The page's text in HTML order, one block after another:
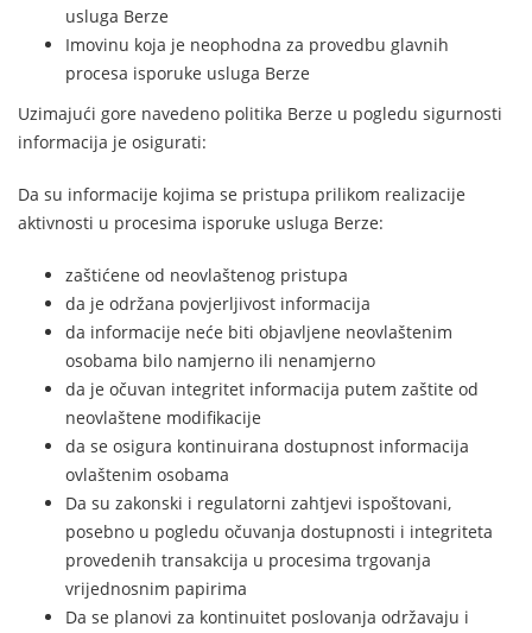
usluga Berze
Imovinu koja je neophodna za provedbu glavnih
procesa isporuke usluga Berze
Uzimajući gore navedeno politika Berze u pogledu sigurnosti
informacija je osigurati:
Da su informacije kojima se pristupa prilikom realizacije
aktivnosti u procesima isporuke usluga Berze:
zaštićene od neovlaštenog pristupa
da je održana povjerljivost informacija
da informacije neće biti objavljene neovlaštenim
osobama bilo namjerno ili nenamjerno
da je očuvan integritet informacija putem zaštite od
neovlaštene modifikacije
da se osigura kontinuirana dostupnost informacija
ovlaštenim osobama
Da su zakonski i regulatorni zahtjevi ispoštovani,
posebno u pogledu očuvanja dostupnosti i integriteta
provedenih transakcija u procesima trgovanja
vrijednosnim papirima
Da se planovi za kontinuitet poslovanja održavaju i